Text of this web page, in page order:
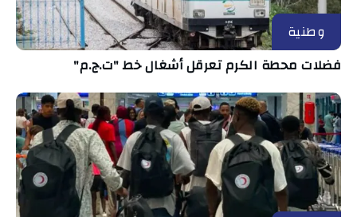
وطنية
فضلات محطة الكرم تعرقل أشغال خط "ت.ج.م"